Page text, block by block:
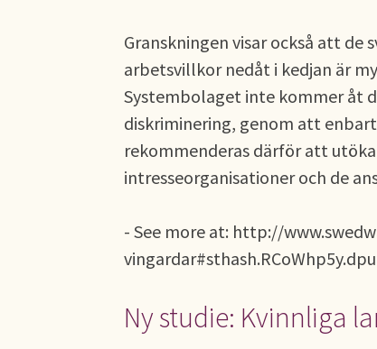
Granskningen visar också att
arbetsvillkor nedåt i kedjan är
Systembolaget inte kommer åt
diskriminering, genom att
rekommenderas därför att
intresseorganisationer och de
- See more at: http://
Ny studie: Kvinnliga